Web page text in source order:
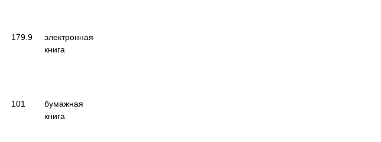
179.9
электронная
книга
101
бумажная
книга